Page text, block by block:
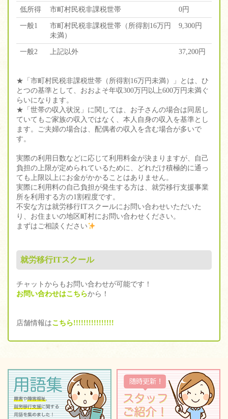
低所得 市町村民税非課税世帯 0円
一般1
市町村民税非課税世帯（所得割16万円
未満）
9,300円
一般2 上記以外 37,200円
★「市町村民税非課税世帯（所得割16万円未満）」とは、ひ
とつの基準として、おおよそ年収300万円以上600万円未満ぐ
らいになります。
★「世帯の収入状況」に関しては、お子さんの場合は同居し
ていてもご家族の収入ではなく、本人自身の収入を基準とし
ます。ご夫婦の場合は、配偶者の収入を含む場合が多いで
す。
実際の利用日数などに応じて利用料金が決まりますが、自己
負担の上限が定められているために、どれだけ積極的に通っ
ても上限以上にお金がかかることはありません。
実際に利用料の自己負担が発生する方は、就労移行支援事業
所を利用する方の1割程度です。
不安な方は就労移行ITスクールにお問い合わせいただいた
り、お住まいの地区町村にお問い合わせください。
まずはご相談ください
就労移行ITスクール
チャットからもお問い合わせが可能です！
お問い合わせはこちらから！
店舗情報はこちら!!!!!!!!!!!!!!!!